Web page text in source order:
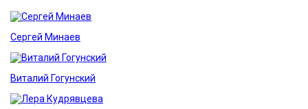
Сергей Минаев
Виталий Гогунский